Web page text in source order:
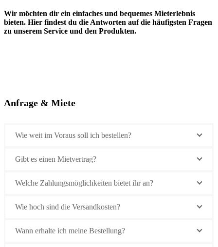
Wir möchten dir ein einfaches und bequemes Mieterlebnis
bieten. Hier findest du die Antworten auf die häufigsten Fragen
zu unserem Service und den Produkten.
Anfrage & Miete
Wie weit im Voraus soll ich bestellen?
Gibt es einen Mietvertrag?
Welche Zahlungsmöglichkeiten bietet ihr an?
Wie hoch sind die Versandkosten?
Wann erhalte ich meine Bestellung?